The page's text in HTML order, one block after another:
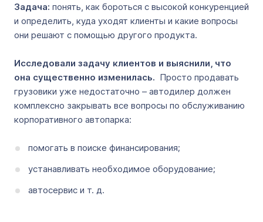
Задача: понять, как бороться с высокой конкуренцией
и определить, куда уходят клиенты и какие вопросы
они решают с помощью другого продукта.
Исследовали задачу клиентов и выяснили, что
она существенно изменилась. Просто продавать
грузовики уже недостаточно – автодилер должен
комплексно закрывать все вопросы по обслуживанию
корпоративного автопарка:
помогать в поиске финансирования;
устанавливать необходимое оборудование;
автосервис и т. д.